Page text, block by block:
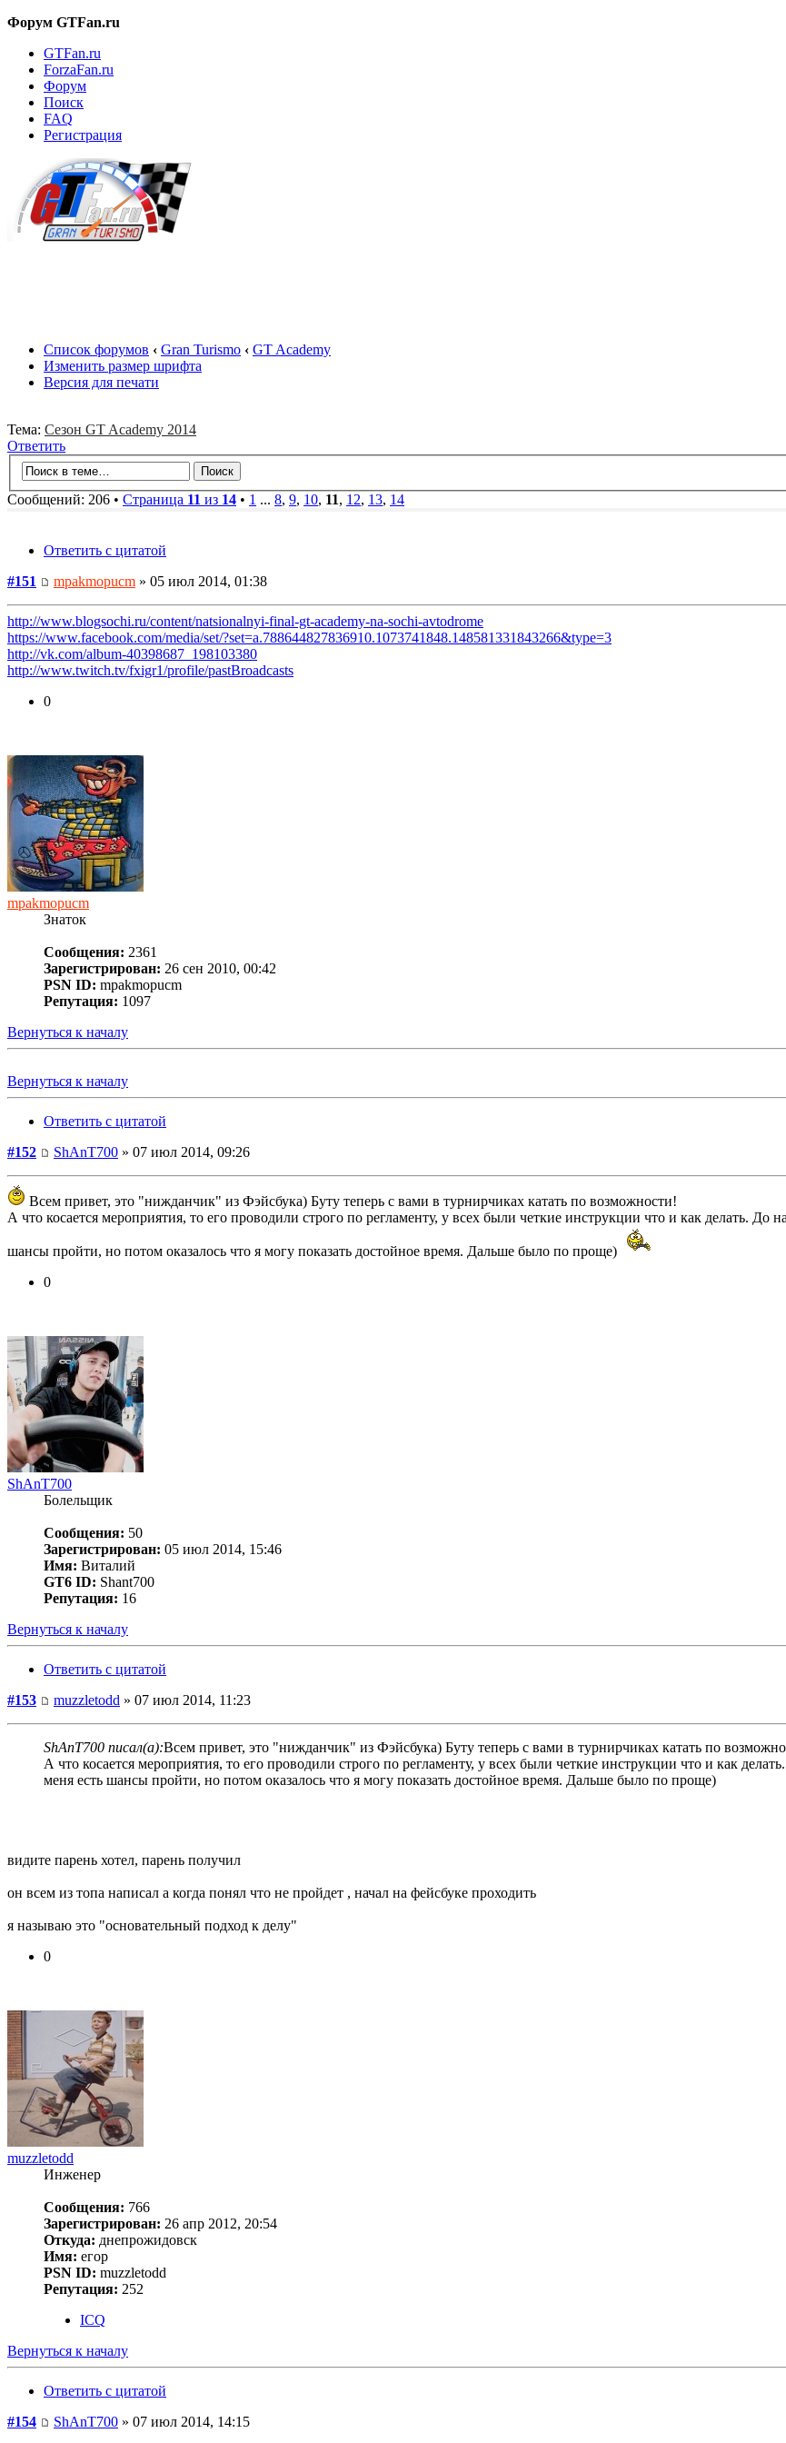
Форум GTFan.ru
GTFan.ru
ForzaFan.ru
Форум
Поиск
FAQ
Регистрация
Список форумов ‹ Gran Turismo ‹ GT Academy
Изменить размер шрифта
Версия для печати
Тема: Сезон GT Academy 2014
Ответить
Сообщений: 206 • Страница 11 из 14 • 1 ... 8, 9, 10, 11, 12, 13, 14
Ответить с цитатой
#151
mpakmopucm » 05 июл 2014, 01:38
http://www.blogsochi.ru/content/natsionalnyi-final-gt-academy-na-sochi-avtodrome
https://www.facebook.com/media/set/?set=a.788644827836910.1073741848.148581331843266&type=3
http://vk.com/album-40398687_198103380
http://www.twitch.tv/fxigr1/profile/pastBroadcasts
0
mpakmopucm
Знаток
Сообщения: 2361
Зарегистрирован: 26 сен 2010, 00:42
PSN ID: mpakmopucm
Репутация: 1097
Вернуться к началу
Вернуться к началу
Ответить с цитатой
#152
ShAnT700 » 07 июл 2014, 09:26
Всем привет, это "нижданчик" из Фэйсбука) Буту теперь с вами в турнирчиках катать по возможности!
А что косается мероприятия, то его проводили строго по регламенту, у всех были четкие инструкции что и как делать. До
шансы пройти, но потом оказалось что я могу показать достойное время. Дальше было по проще)
0
ShAnT700
Болельщик
Сообщения: 50
Зарегистрирован: 05 июл 2014, 15:46
Имя: Виталий
GT6 ID: Shant700
Репутация: 16
Вернуться к началу
Ответить с цитатой
#153
muzzletodd » 07 июл 2014, 11:23
ShAnT700 писал(а):Всем привет, это "нижданчик" из Фэйсбука) Буту теперь с вами в турнирчиках катать по
А что косается мероприятия, то его проводили строго по регламенту, у всех были четкие инструкции что и как
меня есть шансы пройти, но потом оказалось что я могу показать достойное время. Дальше было по проще)
видите парень хотел, парень получил
он всем из топа написал а когда понял что не пройдет , начал на фейсбуке проходить
я называю это "основательный подход к делу"
0
muzzletodd
Инженер
Сообщения: 766
Зарегистрирован: 26 апр 2012, 20:54
Откуда: днепрожидовск
Имя: егор
PSN ID: muzzletodd
Репутация: 252
ICQ
Вернуться к началу
Ответить с цитатой
#154
ShAnT700 » 07 июл 2014, 14:15